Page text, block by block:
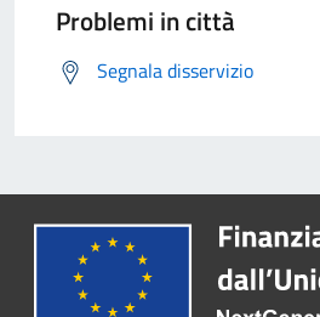
Problemi in città
Segnala disservizio